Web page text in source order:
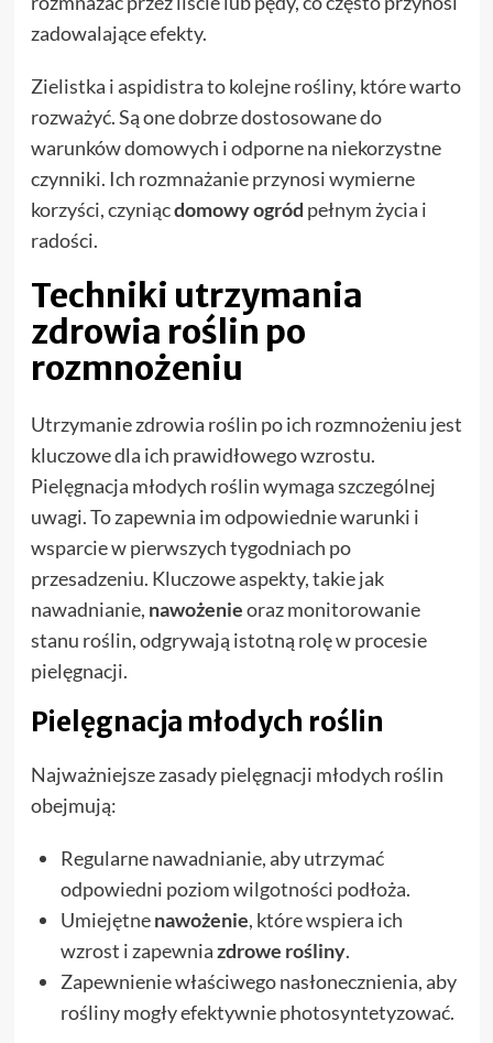
zadowalające efekty.
Zielistka i aspidistra to kolejne rośliny, które warto
rozważyć. Są one dobrze dostosowane do
warunków domowych i odporne na niekorzystne
czynniki. Ich rozmnażanie przynosi wymierne
korzyści, czyniącdomowy ogród pełnym życia i
radości.
Techniki utrzymania
zdrowia roślin po
rozmnożeniu
Utrzymanie zdrowia roślin po ich rozmnożeniu jest
kluczowe dla ich prawidłowego wzrostu.
Pielęgnacja młodych roślin wymaga szczególnej
uwagi. To zapewnia im odpowiednie warunki i
wsparcie w pierwszych tygodniach po
przesadzeniu. Kluczowe aspekty, takie jak
nawadnianie, nawożenieoraz monitorowanie
stanu roślin, odgrywają istotną rolę w procesie
pielęgnacji.
Pielęgnacja młodych roślin
Najważniejsze zasady pielęgnacji młodych roślin
obejmują:
Regularne nawadnianie, aby utrzymać
odpowiedni poziom wilgotności podłoża.
Umiejętnenawożenie, które wspiera ich
wzrost i zapewniazdrowe rośliny.
Zapewnienie właściwego nasłonecznienia, aby
rośliny mogły efektywnie photosyntetyzować.